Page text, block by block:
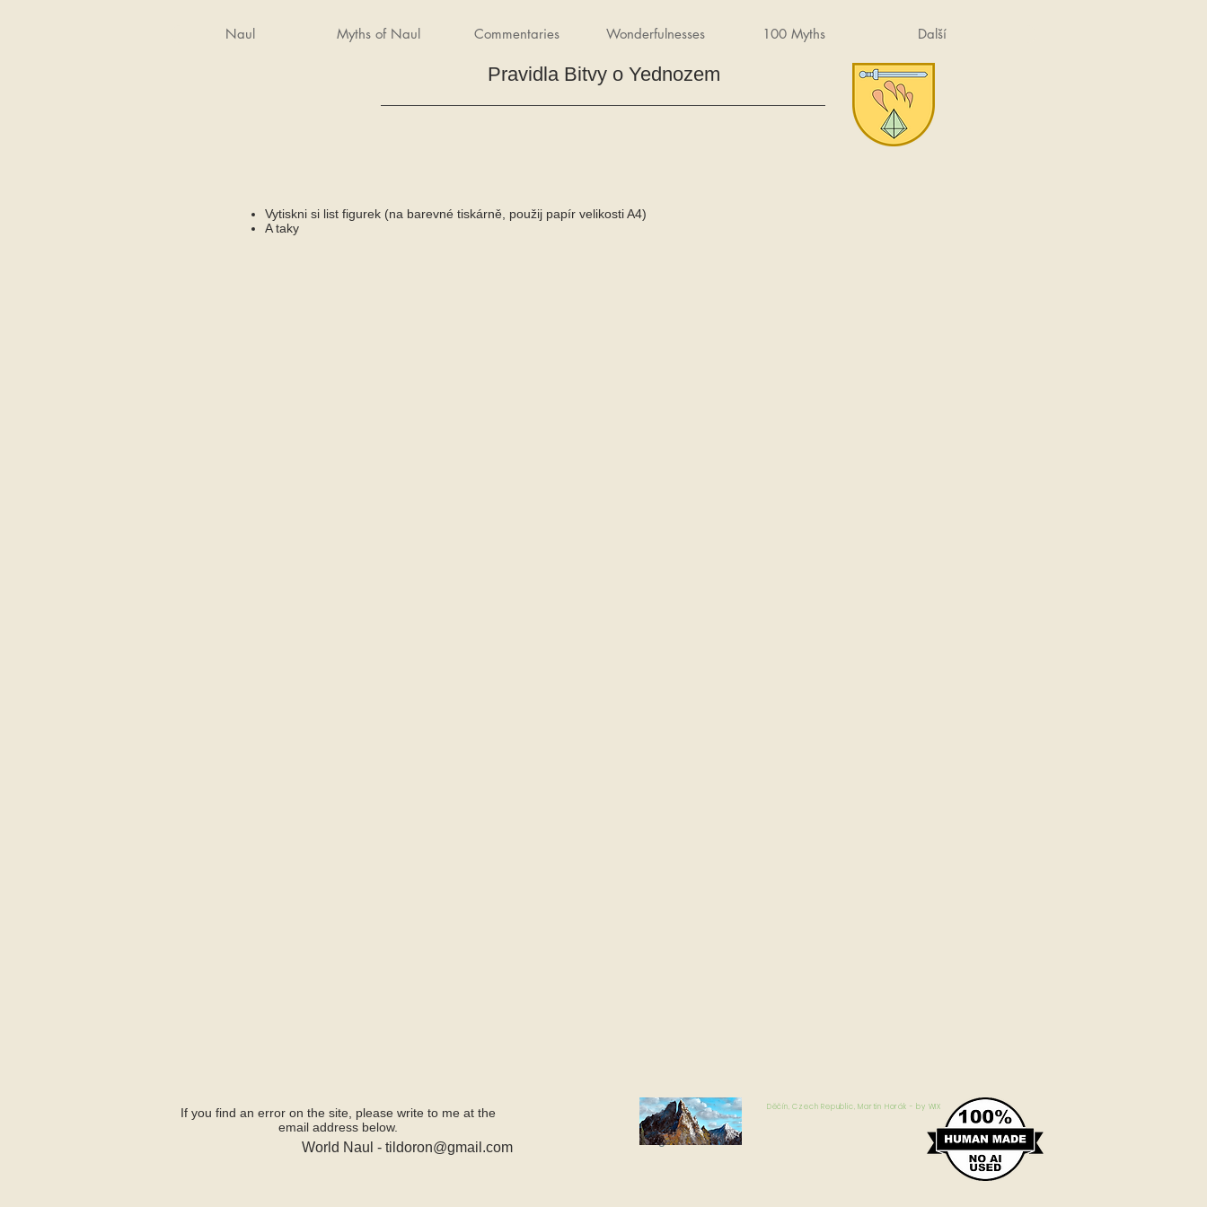
Naul Myths of Naul Commentaries Wonderfulnesses 100 Myths Další
Pravidla Bitvy o Yednozem
Vytiskni si list figurek (na barevné tiskárně, použij papír velikosti A4)
A taky
If you find an error on the site, please write to me at the
email address below.
World Naul - tildoron@gmail.com
Log In
Děčín, Czech Republic, Martin Horák - by WIX